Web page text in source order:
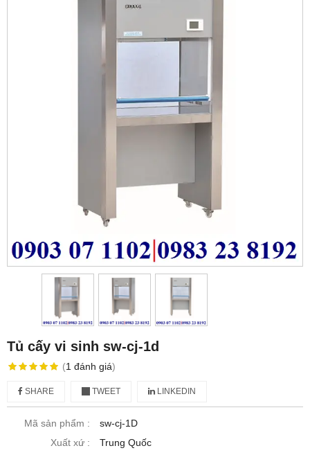
Tủ cấy vi sinh sw-cj-1d
(1 đánh giá)
SHARE TWEET LINKEDIN
Mã sản phẩm :
sw-cj-1D
Xuất xứ :
Trung Quốc